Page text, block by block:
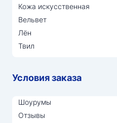
Кожа искусственная
Вельвет
Лён
Твил
Условия заказа
Шоурумы
Отзывы